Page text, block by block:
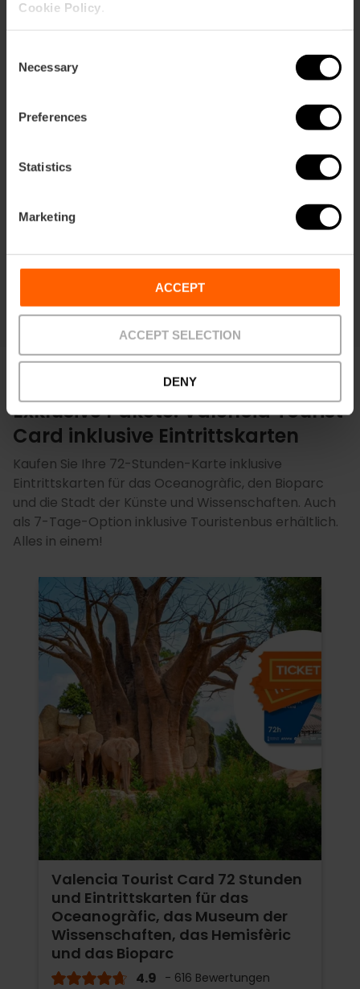
Cookie Policy
Selection
Necessary
Preferences
Statistics
Marketing
ACCEPT
ACCEPT SELECTION
DENY
Nutzung öffentlicher
13,50 €
Exklusive Pakete: Valencia Tourist
Card inklusive Eintrittskarten
Kaufen Sie Ihre 72-Stunden-Karte inklusive
Eintrittskarten für das Oceanogràfic, den Bioparc
und die Stadt der Künste und Wissenschaften. Auch
als 7-Tage-Option inklusive Touristenbus erhältlich.
Alles in einem!
Valencia Tourist Card 72 Stunden
und Eintrittskarten für das
Oceanogràfic, das Museum der
Wissenschaften, das Hemisfèric
und das Bioparc
4.9 - 616 Bewertungen